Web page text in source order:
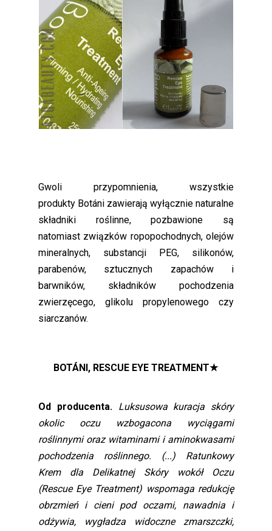
Gwoli przypomnienia, wszystkie
produkty Botáni zawierają wyłącznie naturalne
składniki roślinne, pozbawione są
natomiast związków ropopochodnych, olejów
mineralnych, substancji PEG, silikonów,
parabenów, sztucznych zapachów i
barwników, składników pochodzenia
zwierzęcego, glikolu propylenowego czy
siarczanów.
BOTÁNI, RESCUE EYE TREATMENT★
Od producenta. Luksusowa kuracja skóry
okolic oczu wzbogacona wyciągami
roślinnymi oraz witaminami i aminokwasami
pochodzenia roślinnego. (...) Ratunkowy
Krem dla Delikatnej Skóry wokół Oczu
(Rescue Eye Treatment) wspomaga redukcję
obrzmień i cieni pod oczami, nawadnia i
odżywia, wygładza widoczne zmarszczki,